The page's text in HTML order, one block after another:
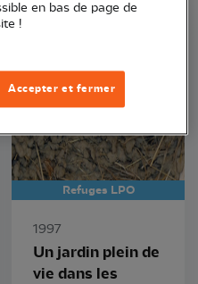
Refuges LPO
1997
Un jardin plein de
vie dans les
en bas de page de
!
Accepter et fermer